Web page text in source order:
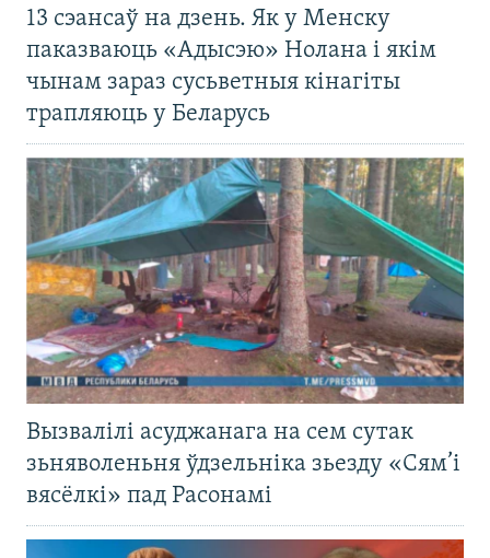
13 сэансаў на дзень. Як у Менску
паказваюць «Адысэю» Нолана і якім
чынам зараз сусьветныя кінагіты
трапляюць у Беларусь
Вызвалілі асуджанага на сем сутак
зьняволеньня ўдзельніка зьезду «Сям’і
вясёлкі» пад Расонамі